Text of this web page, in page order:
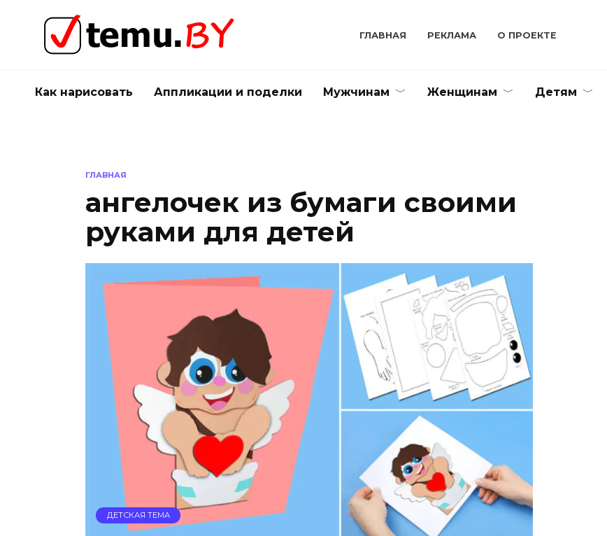
содержанию
ГЛАВНАЯ РЕКЛАМА О ПРОЕКТЕ
Как нарисовать Аппликации и поделки Мужчинам Женщинам Детям
ГЛАВНАЯ
ангелочек из бумаги своими
руками для детей
ДЕТСКАЯ ТЕМА